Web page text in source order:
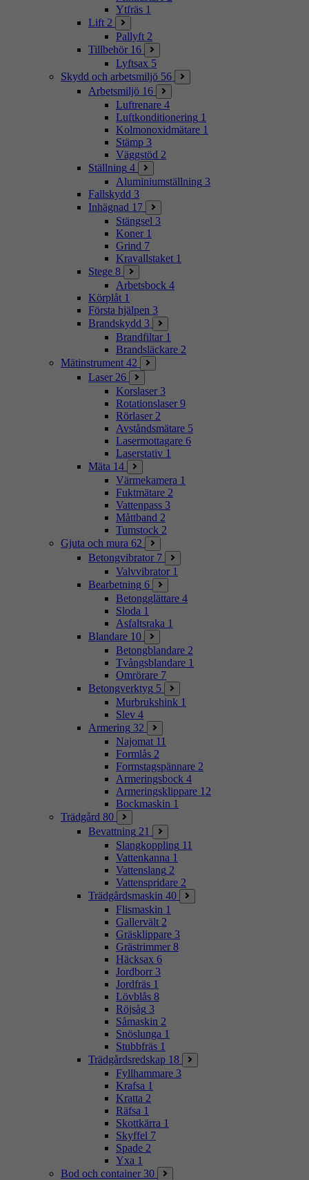
Ytfräs 1
Lift 2
Pallyft 2
Tillbehör 16
Lyftsax 5
Skydd och arbetsmiljö 56
Arbetsmiljö 16
Luftrenare 4
Luftkonditionering 1
Kolmonoxidmätare 1
Stämp 3
Väggstöd 2
Ställning 4
Aluminiumställning 3
Fallskydd 3
Inhägnad 17
Stängsel 3
Koner 1
Grind 7
Kravallstaket 1
Stege 8
Arbetsbock 4
Körplåt 1
Första hjälpen 3
Brandskydd 3
Brandfiltar 1
Brandsläckare 2
Mätinstrument 42
Laser 26
Korslaser 3
Rotationslaser 9
Rörlaser 2
Avståndsmätare 5
Lasermottagare 6
Laserstativ 1
Mäta 14
Värmekamera 1
Fuktmätare 2
Vattenpass 3
Måttband 2
Tumstock 2
Gjuta och mura 62
Betongvibrator 7
Valvvibrator 1
Bearbetning 6
Betongglättare 4
Sloda 1
Asfaltsraka 1
Blandare 10
Betongblandare 2
Tvångsblandare 1
Omrörare 7
Betongverktyg 5
Murbrukshink 1
Slev 4
Armering 32
Najomat 11
Formlås 2
Formstagspännare 2
Armeringsbock 4
Armeringsklippare 12
Bockmaskin 1
Trädgård 80
Bevattning 21
Slangkoppling 11
Vattenkanna 1
Vattenslang 2
Vattenspridare 2
Trädgårdsmaskin 40
Flismaskin 1
Gallervält 2
Gräsklippare 3
Grästrimmer 8
Häcksax 6
Jordborr 3
Jordfräs 1
Lövblås 8
Röjsåg 3
Såmaskin 2
Snöslunga 1
Stubbfräs 1
Trädgårdsredskap 18
Fyllhammare 3
Krafsa 1
Kratta 2
Räfsa 1
Skottkärra 1
Skyffel 7
Spade 2
Yxa 1
Bod och container 30